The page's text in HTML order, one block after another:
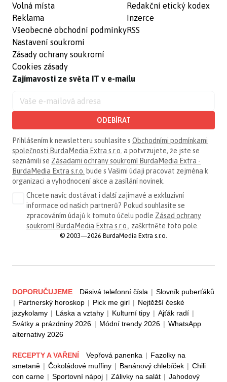
Volná místa
Reklama
Všeobecné obchodní podmínky
Nastavení soukromí
Zásady ochrany soukromí
Cookies zásady
Redakční etický kodex
Inzerce
RSS
Zajímavosti ze světa IT v e-mailu
ODEBÍRAT
Přihlášením k newsletteru souhlasíte s Obchodními podmínkami
společnosti BurdaMedia Extra s.r.o. a potvrzujete, že jste se
seznámili se Zásadami ochrany soukromí BurdaMedia Extra -
BurdaMedia Extra s.r.o. bude s Vašimi údaji pracovat zejména k
organizaci a vyhodnocení akce a zasílání novinek.
Chcete navíc dostávat i další zajímavé a exkluzivní
informace od našich partnerů? Pokud souhlasíte se
zpracováním údajů k tomuto účelu podle Zásad ochrany
soukromí BurdaMedia Extra s.r.o. , zaškrtněte toto pole.
© 2003—2026 BurdaMedia Extra s.r.o.
DOPORUČUJEME Děsivá telefonní čísla | Slovník puberťáků
| Partnerský horoskop | Pick me girl | Nejtěžší české
jazykolamy | Láska a vztahy | Kulturní tipy | Ajťák radí |
Svátky a prázdniny 2026 | Módní trendy 2026 | WhatsApp
alternativy 2026
RECEPTY A VAŘENÍ Vepřová panenka | Fazolky na
smetaně | Čokoládové muffiny | Banánový chlebíček | Chili
con carne | Sportovní nápoj | Zálivky na salát | Jahodový